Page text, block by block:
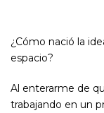
¿Cómo nació la
espacio?
Al enterarme de
trabajando en un